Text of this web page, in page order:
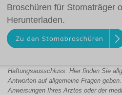
Broschüren für Stomaträger
Herunterladen.
Zu den Stomabroschüren
Haftungsausschluss: Hier finden Sie
Antworten auf allgemeine Fragen
Anweisungen Ihres Arztes oder der